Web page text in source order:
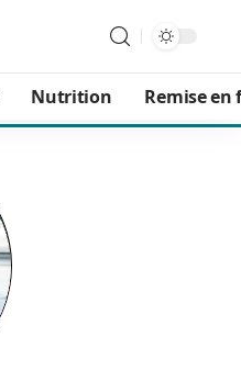
Nutrition Remise en